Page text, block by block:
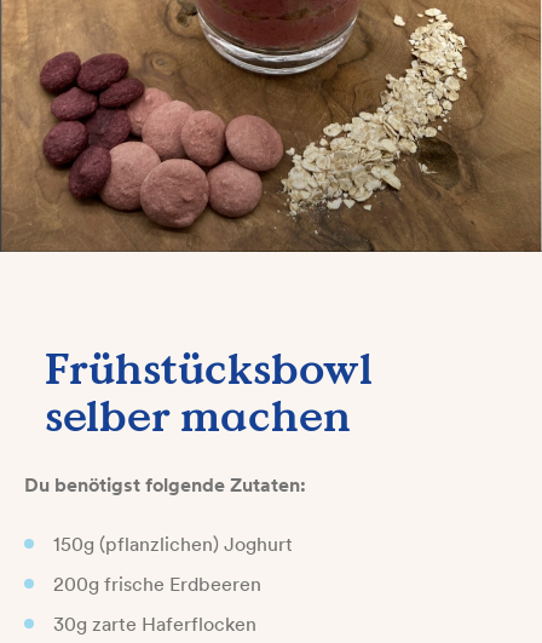
Frühstücksbowl
selber machen
Du benötigst folgende Zutaten:
150g (pflanzlichen) Joghurt
200g frische Erdbeeren
30g zarte Haferflocken